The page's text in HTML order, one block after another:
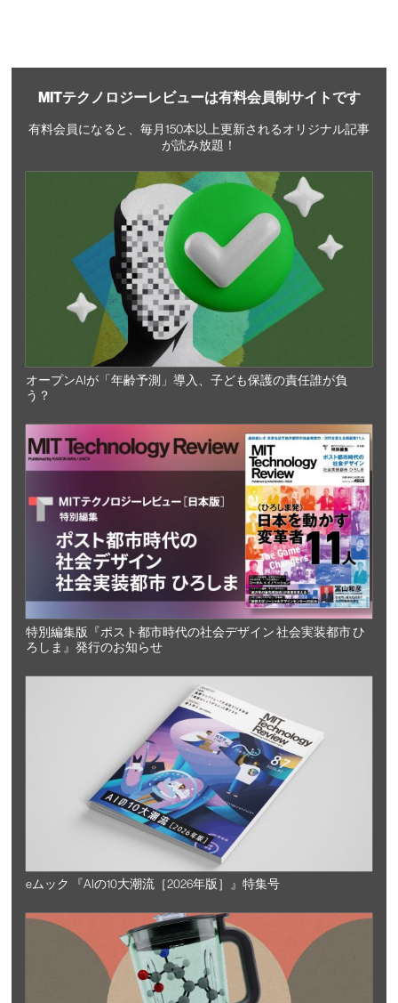
MITテクノロジーレビューは有料会員制サイトです
有料会員になると、毎月150本以上更新されるオリジナル記事
が読み放題！
オープンAIが「年齢予測」導入、子ども保護の責任誰が負
う？
特別編集版『ポスト都市時代の社会デザイン 社会実装都市 ひ
ろしま』発行のお知らせ
eムック 『AIの10大潮流［2026年版］』特集号